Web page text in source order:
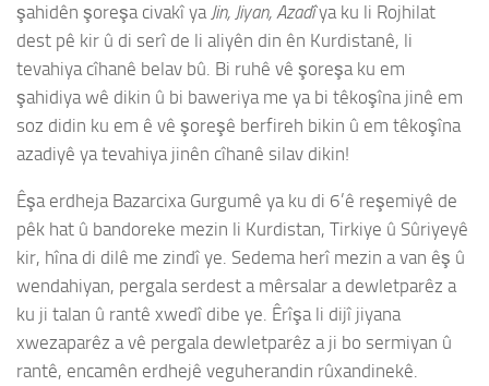
şahidên şoreşa civakî ya Jin, Jiyan, Azadîya ku li Rojhilat
dest pê kir û di serî de li aliyên din ên Kurdistanê, li
tevahiya cîhanê belav bû. Bi ruhê vê şoreşa ku em
şahidiya wê dikin û bi baweriya me ya bi têkoşîna jinê em
soz didin ku em ê vê şoreşê berfireh bikin û em têkoşîna
azadiyê ya tevahiya jinên cîhanê silav dikin!
Êşa erdheja Bazarcixa Gurgumê ya ku di 6’ê reşemiyê de
pêk hat û bandoreke mezin li Kurdistan, Tirkiye û Sûriyeyê
kir, hîna di dilê me zindî ye. Sedema herî mezin a van êş û
wendahiyan, pergala serdest a mêrsalar a dewletparêz a
ku ji talan û rantê xwedî dibe ye. Êrîşa li dijî jiyana
xwezaparêz a vê pergala dewletparêz a ji bo sermiyan û
rantê, encamên erdhejê veguherandin rûxandinekê.